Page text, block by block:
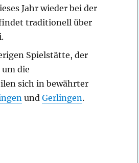
Jahr wieder bei der
traditionell über
Spielstätte, der
die
sich in bewährter
und Gerlingen.